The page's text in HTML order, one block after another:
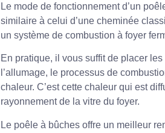
Le mode de fonctionnement d’un
similaire à celui d’une cheminée
un système de combustion à foyer
En pratique, il vous suffit de placer
l’allumage, le processus de
chaleur. C’est cette chaleur qui est
rayonnement de la vitre du foyer.
Le poêle à bûches offre un meilleur